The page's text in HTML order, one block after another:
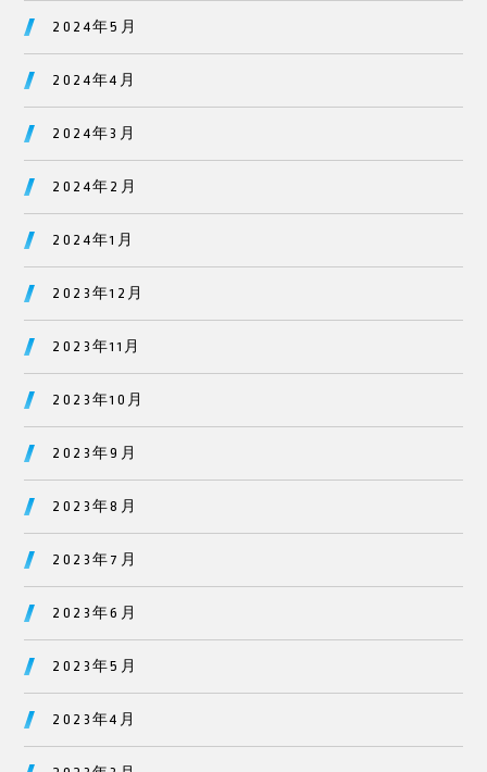
2024年5月
2024年4月
2024年3月
2024年2月
2024年1月
2023年12月
2023年11月
2023年10月
2023年9月
2023年8月
2023年7月
2023年6月
2023年5月
2023年4月